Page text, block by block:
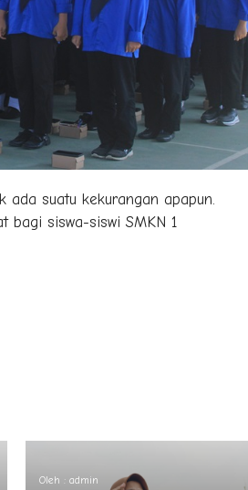
ada suatu kekurangan apapun.
bagi siswa-siswi SMKN 1
Oleh : admin